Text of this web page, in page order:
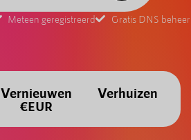
Meteen geregistreerd Gratis DNS beheer
Vernieuwen
€EUR
Verhuizen